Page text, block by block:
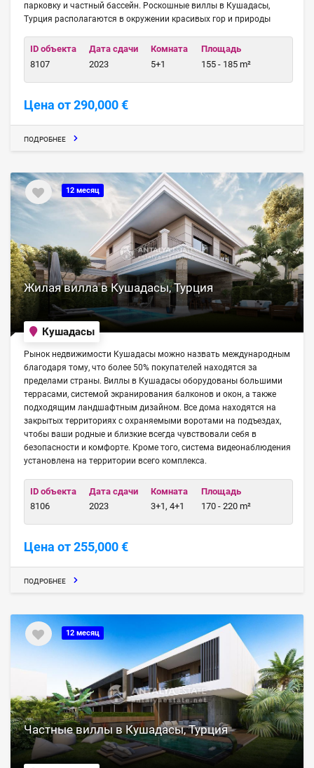
парковку и частный бассейн. Роскошные виллы в Кушадасы,
Турция располагаются в окружении красивых гор и природы
ID объекта
8107
Дата сдачи
2023
Комната
5+1
Площадь
155 - 185 m²
Цена от 290,000 €
ПОДРОБНЕЕ
12 месяц
Жилая вилла в Кушадасы, Турция
Кушадасы
Рынок недвижимости Кушадасы можно назвать международным
благодаря тому, что более 50% покупателей находятся за
пределами страны. Виллы в Кушадасы оборудованы большими
террасами, системой экранирования балконов и окон, а также
подходящим ландшафтным дизайном. Все дома находятся на
закрытых территориях с охраняемыми воротами на подъездах,
чтобы ваши родные и близкие всегда чувствовали себя в
безопасности и комфорте. Кроме того, система видеонаблюдения
установлена на территории всего комплекса.
ID объекта
8106
Дата сдачи
2023
Комната
3+1, 4+1
Площадь
170 - 220 m²
Цена от 255,000 €
ПОДРОБНЕЕ
12 месяц
Частные виллы в Кушадасы, Турция